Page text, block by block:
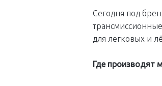
Сегодня под
для легковых и
Где производят